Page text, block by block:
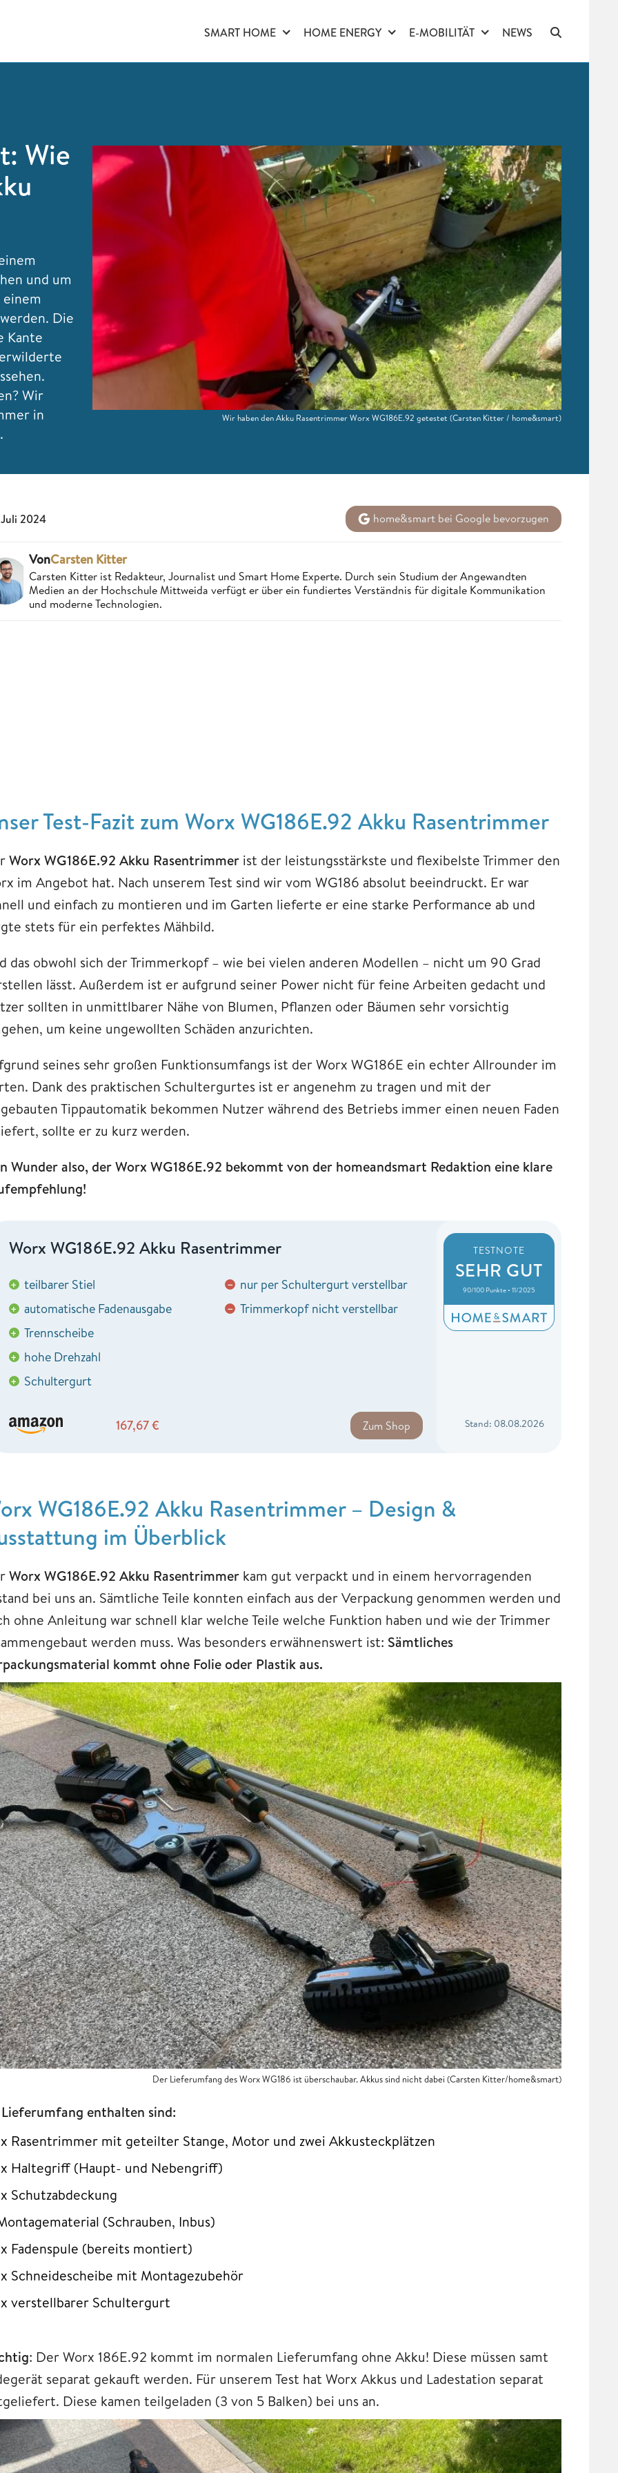
SMART HOME HOME ENERGY E-MOBILITÄT NEWS
Wie
und um
Die
Kante
Wir
in
Wir haben den Akku Rasentrimmer Worx WG186E.92 getestet (Carsten Kitter / home&smart)
2024 home&smart bei Google bevorzugen
VonCarsten Kitter
Carsten Kitter ist Redakteur, Journalist und Smart Home Experte. Durch sein Studium der Angewandten
Medien an der Hochschule Mittweida verfügt er über ein fundiertes Verständnis für digitale Kommunikation
und moderne Technologien.
Test-Fazit zum Worx WG186E.92 Akku Rasentrimmer
Worx WG186E.92 Akku Rasentrimmer ist der leistungsstärkste und flexibelste Trimmer den
im Angebot hat. Nach unserem Test sind wir vom WG186 absolut beeindruckt. Er war
und einfach zu montieren und im Garten lieferte er eine starke Performance ab und
stets für ein perfektes Mähbild.
das obwohl sich der Trimmerkopf – wie bei vielen anderen Modellen – nicht um 90 Grad
lässt. Außerdem ist er aufgrund seiner Power nicht für feine Arbeiten gedacht und
sollten in unmittlbarer Nähe von Blumen, Pflanzen oder Bäumen sehr vorsichtig
um keine ungewollten Schäden anzurichten.
seines sehr großen Funktionsumfangs ist der Worx WG186E ein echter Allrounder im
Dank des praktischen Schultergurtes ist er angenehm zu tragen und mit der
Tippautomatik bekommen Nutzer während des Betriebs immer einen neuen Faden
sollte er zu kurz werden.
Wunder also, der Worx WG186E.92 bekommt von der homeandsmart Redaktion eine klare
Worx WG186E.92 Akku Rasentrimmer
+ teilbarer Stiel
+ automatische Fadenausgabe
+ Trennscheibe
+ hohe Drehzahl
+ Schultergurt
− nur per Schultergurt verstellbar
− Trimmerkopf nicht verstellbar
167,67€ Zum Shop
TESTNOTE
SEHR GUT
90/100 Punkte • 11/2025
Stand: 08.08.2026
WG186E.92 Akku Rasentrimmer – Design &
im Überblick
Worx WG186E.92 Akku Rasentrimmer kam gut verpackt und in einem hervorragenden
bei uns an. Sämtliche Teile konnten einfach aus der Verpackung genommen werden und
ohne Anleitung war schnell klar welche Teile welche Funktion haben und wie der Trimmer
werden muss. Was besonders erwähnenswert ist: Sämtliches
kommt ohne Folie oder Plastik aus.
Der Lieferumfang des Worx WG186 ist überschaubar. Akkus sind nicht dabei (Carsten Kitter/home&smart)
enthalten sind:
Rasentrimmer mit geteilter Stange, Motor und zwei Akkusteckplätzen
Haltegriff (Haupt- und Nebengriff)
Schutzabdeckung
(Schrauben, Inbus)
Fadenspule (bereits montiert)
Schneidescheibe mit Montagezubehör
verstellbarer Schultergurt
: Der Worx 186E.92 kommt im normalen Lieferumfang ohne Akku! Diese müssen samt
separat gekauft werden. Für unserem Test hat Worx Akkus und Ladestation separat
Diese kamen teilgeladen (3 von 5 Balken) bei uns an.